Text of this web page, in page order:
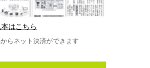
はこちら
らネット決済ができます